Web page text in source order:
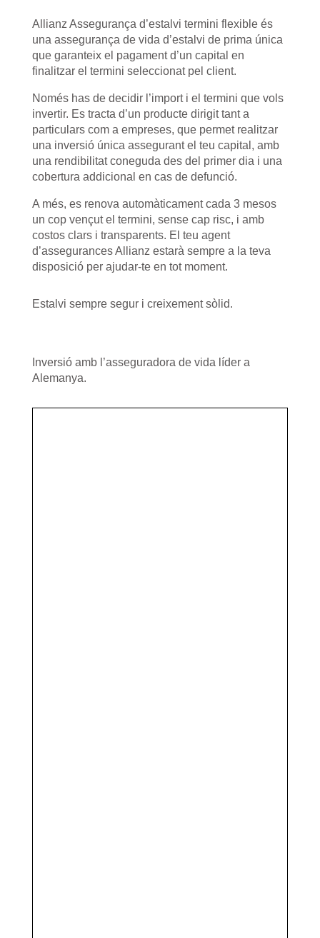
Allianz Assegurança d’estalvi termini flexible és
una assegurança de vida d’estalvi de prima única
que garanteix el pagament d’un capital en
finalitzar el termini seleccionat pel client.
Només has de decidir l’import i el termini que vols
invertir. Es tracta d’un producte dirigit tant a
particulars com a empreses, que permet realitzar
una inversió única assegurant el teu capital, amb
una rendibilitat coneguda des del primer dia i una
cobertura addicional en cas de defunció.
A més, es renova automàticament cada 3 mesos
un cop vençut el termini, sense cap risc, i amb
costos clars i transparents. El teu agent
d’assegurances Allianz estarà sempre a la teva
disposició per ajudar-te en tot moment.
Estalvi sempre segur i creixement sòlid.
Inversió amb l’asseguradora de vida líder a
Alemanya.